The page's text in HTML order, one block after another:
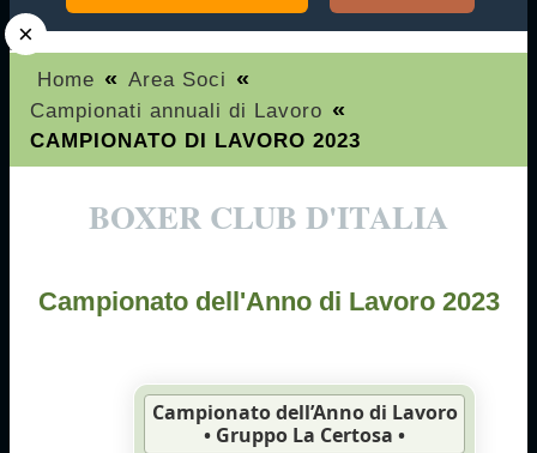
×
Home « Area Soci «
Campionati annuali di Lavoro «
CAMPIONATO DI LAVORO 2023
BOXER CLUB D'ITALIA
Campionato dell'Anno di Lavoro 2023
Campionato dell’Anno di Lavoro
• Gruppo La Certosa •